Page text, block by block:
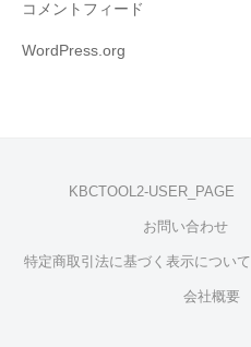
コメントフィード
WordPress.org
KBCTOOL2-USER_PAGE
お問い合わせ
特定商取引法に基づく表示について
会社概要